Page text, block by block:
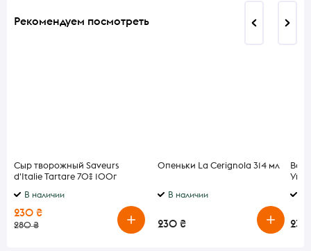
Рекомендуем посмотреть
Сыр творожный Saveurs
d'Italie Tartare 70% 100г
В наличии
230 ₴
280 ₴
Опеньки La Cerignola 314 мл
В наличии
230 ₴